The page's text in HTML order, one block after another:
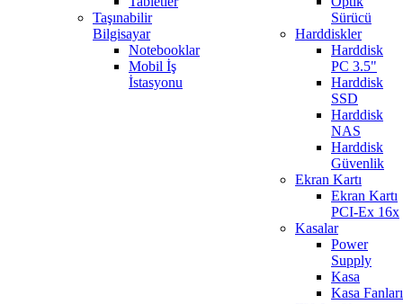
Taşınabilir
Bilgisayar
Notebooklar
Mobil İş
İstasyonu
Sürücü
Harddiskler
Harddisk
PC 3.5"
Harddisk
SSD
Harddisk
NAS
Harddisk
Güvenlik
Ekran Kartı
Ekran Kartı
PCI-Ex 16x
Kasalar
Power
Supply
Kasa
Kasa Fanları